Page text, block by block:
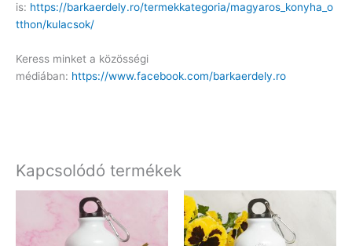
is: https://barkaerdely.ro/termekkategoria/magyaros_konyha_o
tthon/kulacsok/
Keress minket a közösségi
médiában: https://www.facebook.com/barkaerdely.ro
Kapcsolódó termékek